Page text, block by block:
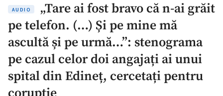
Special
AUDIO
„Tare ai fost bravo că n-ai grăit
pe telefon. (…) Și pe mine mă
ascultă și pe urmă…”: stenograma
pe cazul celor doi angajați ai unui
spital din Edineț, cercetați pentru